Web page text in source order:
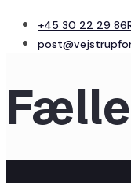
+45 30 22 29 86